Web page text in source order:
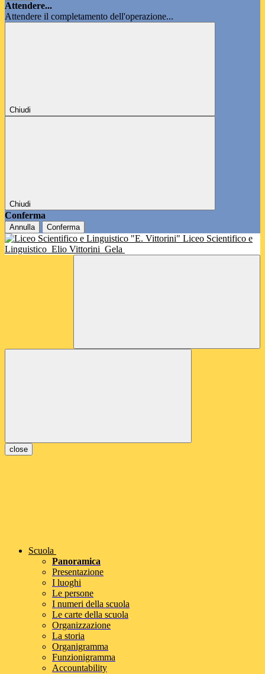
Attendere...
Attendere il completamento dell'operazione...
Chiudi
Chiudi
Conferma
Annulla Conferma
Liceo Scientifico e
Linguistico Elio Vittorini Gela
close
Scuola
Panoramica
Presentazione
I luoghi
Le persone
I numeri della scuola
Le carte della scuola
Organizzazione
La storia
Organigramma
Funzionigramma
Accountability